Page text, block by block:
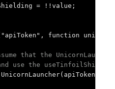
= !!value;
function
that the
use the
UnicornLauncher(apiToken,